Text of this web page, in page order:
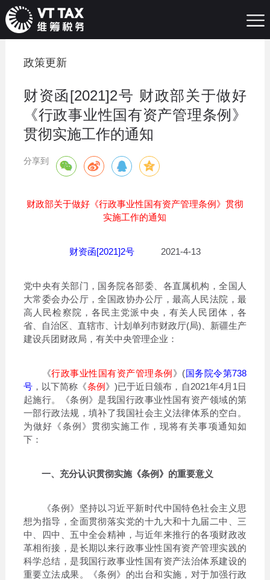
政策更新
财资函[2021]2号 财政部关于做好
《行政事业性国有资产管理条例》
贯彻实施工作的通知
分享到
财政部关于做好《行政事业性国有资产管理条例》贯彻
实施工作的通知
财资函[2021]2号 2021-4-13
党中央有关部门，国务院各部委、各直属机构，全国人
大常委会办公厅，全国政协办公厅，最高人民法院，最
高人民检察院，各民主党派中央，有关人民团体，各
省、自治区、直辖市、计划单列市财政厅(局)、新疆生产
建设兵团财政局，有关中央管理企业：
《行政事业性国有资产管理条例》(国务院令第738
号 ，以下简称《条例》)已于近日颁布，自2021年4月1日
起施行。《条例》是我国行政事业性国有资产领域的第
一部行政法规，填补了我国社会主义法律体系的空白。
为做好《条例》贯彻实施工作，现将有关事项通知如
下：
一、充分认识贯彻实施《条例》的重要意义
《条例》坚持以习近平新时代中国特色社会主义思
想为指导，全面贯彻落实党的十九大和十九届二中、三
中、四中、五中全会精神，与近年来推行的各项财政改
革相衔接，是长期以来行政事业性国有资产管理实践的
科学总结，是我国行政事业性国有资产法治体系建设的
重要立法成果。《条例》的出台和实施，对于加强行政